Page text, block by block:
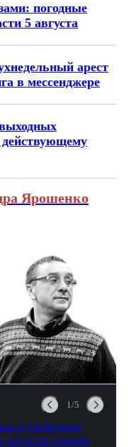
погодные
5 августа
арест
в мессенджере
действующему
Ярошенко
1/5
в Свободном
тепла на газовом